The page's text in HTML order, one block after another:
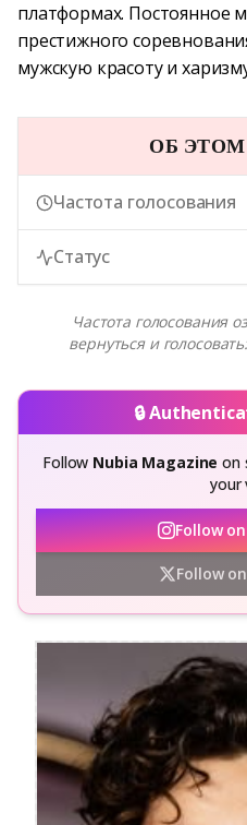
платформах. Постоянное
престижного
мужскую красоту и
ОБ
Частота голосования
Статус
Частота голосования
вернуться и
🔒
Follow Nubia Magazine on
your
Follow
Follow